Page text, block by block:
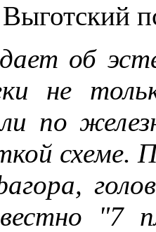
об
не
по
схеме.
"7